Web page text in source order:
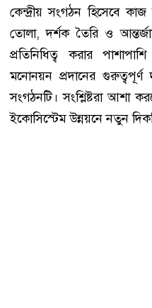
কেন্দ্রীয় সংগঠন হিসেবে
তোলা, দর্শক তৈরি ও
প্রতিনিধিত্ব করার
মনোনয়ন প্রদানের
সংগঠনটি। সংশ্লিষ্টরা আশা
ইকোসিস্টেম উন্নয়নে নতুন